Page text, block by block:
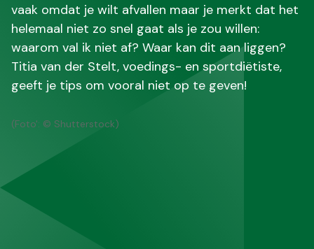
vaak omdat je wilt afvallen maar je merkt dat het
helemaal niet zo snel gaat als je zou willen:
waarom val ik niet af? Waar kan dit aan liggen?
Titia van der Stelt, voedings- en sportdiëtiste,
geeft je tips om vooral niet op te geven!
(Foto': © Shutterstock)